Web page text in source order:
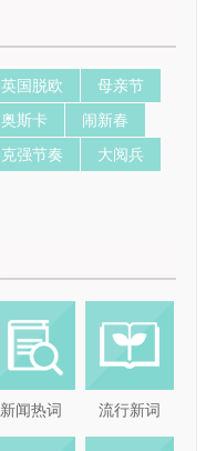
英国脱欧
母亲节
奥斯卡
闹新春
克强节奏
大阅兵
新闻热词 流行新词